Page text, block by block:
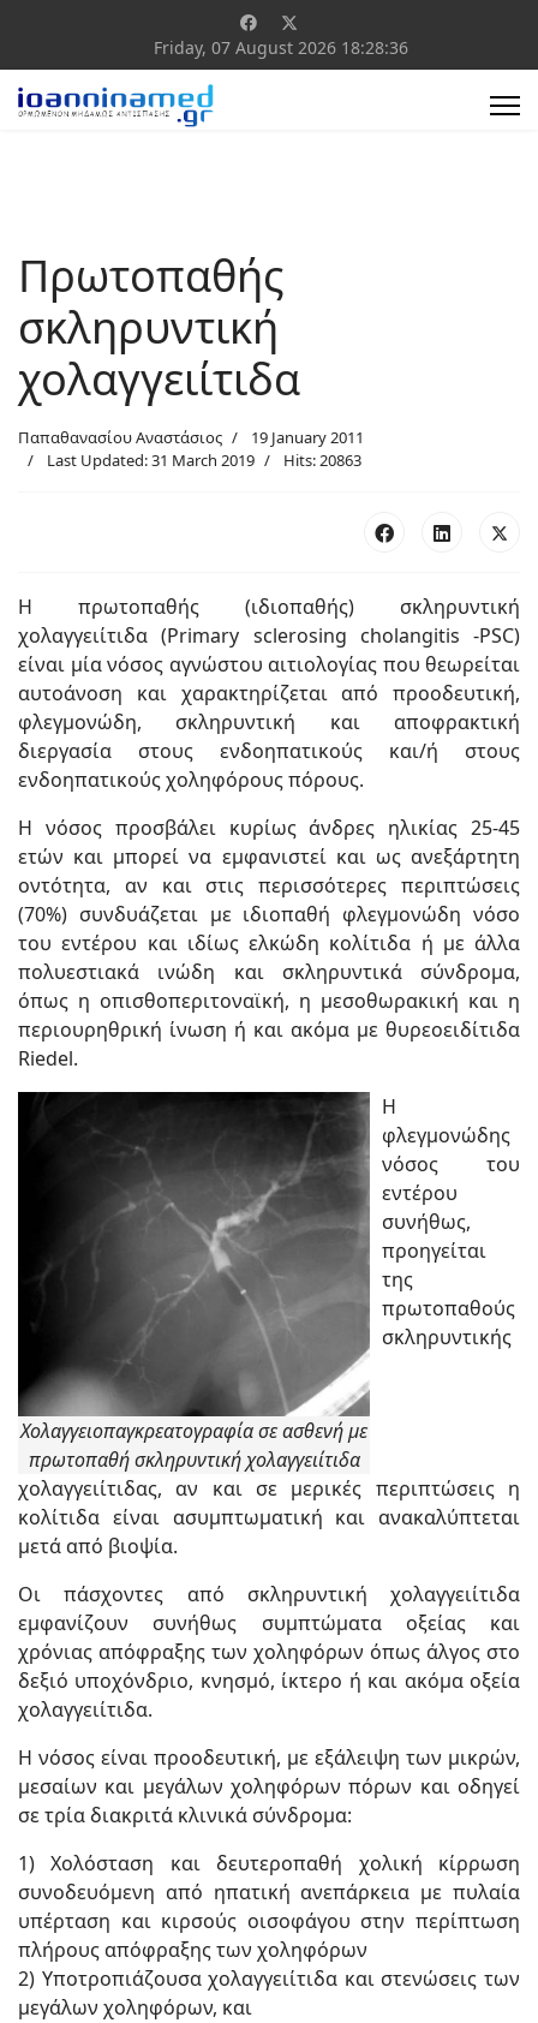
Friday, 07 August 2026 18:28:36
Πρωτοπαθής
σκληρυντική
χολαγγειίτιδα
Παπαθανασίου Αναστάσιος
19 January 2011
Last Updated: 31 March 2019
Hits: 20863
Η πρωτοπαθής (ιδιοπαθής) σκληρυντική
χολαγγειίτιδα (Primary sclerosing cholangitis -PSC)
είναι μία νόσος αγνώστου αιτιολογίας που θεωρείται
αυτοάνοση και χαρακτηρίζεται από προοδευτική,
φλεγμονώδη, σκληρυντική και αποφρακτική
διεργασία στους ενδοηπατικούς και/ή στους
ενδοηπατικούς χοληφόρους πόρους.
Η νόσος προσβάλει κυρίως άνδρες ηλικίας 25-45
ετών και μπορεί να εμφανιστεί και ως ανεξάρτητη
οντότητα, αν και στις περισσότερες περιπτώσεις
(70%) συνδυάζεται με ιδιοπαθή φλεγμονώδη νόσο
του εντέρου και ιδίως ελκώδη κολίτιδα ή με άλλα
πολυεστιακά ινώδη και σκληρυντικά σύνδρομα,
όπως η οπισθοπεριτοναϊκή, η μεσοθωρακική και η
περιουρηθρική ίνωση ή και ακόμα με θυρεοειδίτιδα
Riedel.
Xολαγγειοπαγκρεατογραφία σε ασθενή με
πρωτοπαθή σκληρυντική χολαγγειίτιδα
Η
φλεγμονώδης
νόσος του
εντέρου
συνήθως,
προηγείται
της
πρωτοπαθούς
σκληρυντικής
χολαγγειίτιδας, αν και σε μερικές περιπτώσεις η
κολίτιδα είναι ασυμπτωματική και ανακαλύπτεται
μετά από βιοψία.
Οι πάσχοντες από σκληρυντική χολαγγειίτιδα
εμφανίζουν συνήθως συμπτώματα οξείας και
χρόνιας απόφραξης των χοληφόρων όπως άλγος στο
δεξιό υποχόνδριο, κνησμό, ίκτερο ή και ακόμα οξεία
χολαγγειίτιδα.
Η νόσος είναι προοδευτική, με εξάλειψη των μικρών,
μεσαίων και μεγάλων χοληφόρων πόρων και οδηγεί
σε τρία διακριτά κλινικά σύνδρομα:
1) Xολόσταση και δευτεροπαθή χολική κίρρωση
συνοδευόμενη από ηπατική ανεπάρκεια με πυλαία
υπέρταση και κιρσούς οισοφάγου στην περίπτωση
πλήρους απόφραξης των χοληφόρων
2) Yποτροπιάζουσα χολαγγειίτιδα και στενώσεις των
μεγάλων χοληφόρων, και